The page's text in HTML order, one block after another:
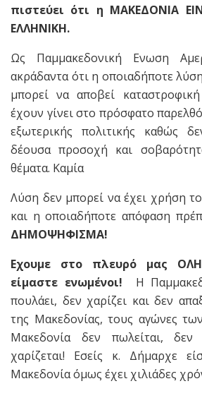
πιστεύει ότι η ΜΑΚΕΔΟΝΙΑ
ΕΛΛΗΝΙΚΗ.
Ως Παμμακεδονική Ενωση
ακράδαντα ότι η οποιαδήποτε
μπορεί να αποβεί
έχουν γίνει στο πρόσφατο
εξωτερικής πολιτικής καθώς
δέουσα προσοχή και
θέματα. Καμία
Λύση δεν μπορεί να έχει χρήση
και η οποιαδήποτε απόφαση
ΔΗΜΟΨΗΦΙΣΜΑ!
Εχουμε στο πλευρό μας ΟΛΗ
είμαστε ενωμένοι!
Η
πουλάει, δεν χαρίζει και δεν
της Μακεδονίας, τους αγώνες
Μακεδονία δεν πωλείται, δεν
χαρίζεται! Εσείς κ. Δήμαρχε
Μακεδονία όμως έχει χιλιάδες